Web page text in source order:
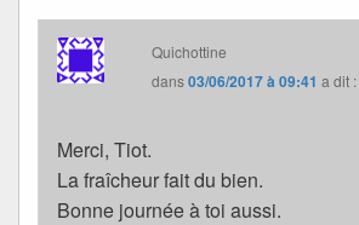
Quichottine
dans03/06/2017 à 09:41 a dit :
Merci, Tiot.
La fraîcheur fait du bien.
Bonne journée à toi aussi.